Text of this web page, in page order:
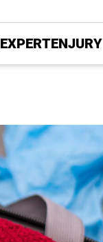
EXPERTENJURY